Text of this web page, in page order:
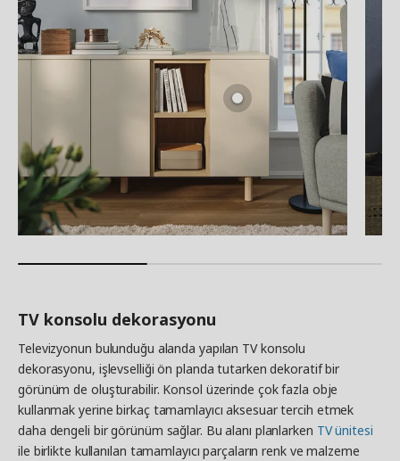
TV konsolu dekorasyonu
Televizyonun bulunduğu alanda yapılan TV konsolu
dekorasyonu, işlevselliği ön planda tutarken dekoratif bir
görünüm de oluşturabilir. Konsol üzerinde çok fazla obje
kullanmak yerine birkaç tamamlayıcı aksesuar tercih etmek
daha dengeli bir görünüm sağlar. Bu alanı planlarken TV ünitesi
ile birlikte kullanılan tamamlayıcı parçaların renk ve malzeme